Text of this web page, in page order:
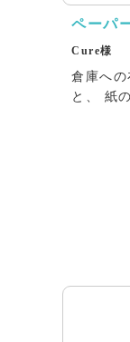
ペーパ
Cure様
倉庫への
と、 紙